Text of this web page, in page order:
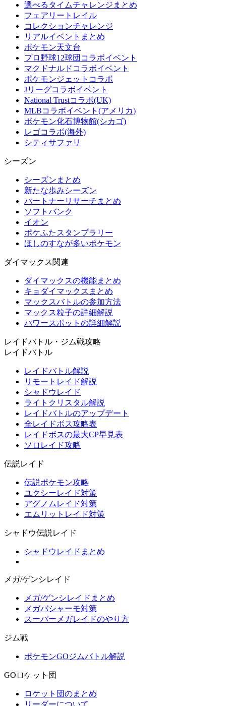
選べるタイムチャレンジまとめ
フェアリートレイル
コレクションチャレンジ
リアルイベントまとめ
ポケモン天文台
プロ野球12球団コラボイベント
マクドナルドコラボイベント
ポケモンジェットコラボ
Jリーグコラボイベント
National Trustコラボ(UK)
MLBコラボイベント(アメリカ)
ポケモン化石博物館(シカゴ)
レゴコラボ(海外)
シティサファリ
シーズン
シーズンまとめ
新たな歩みシーズン
パートナーリサーチまとめ
ソフトバンク
イオン
ポケふたスタンプラリー
ほしのすなが多いポケモン
ダイマックス関連
ダイマックスの機能まとめ
キョダイマックスまとめ
マックスバトルの参加方法
マックス粒子の詳細解説
パワースポットの詳細解説
レイドバトル・ジム戦攻略
レイドバトル
レイドバトル解説
リモートレイド解説
シャドウレイド
ライトクリスタル解説
レイドバトルのアップデート
全レイドボス攻略表
レイドボスの最大CP早見表
ソロレイド攻略
伝説レイド
伝説ポケモン攻略
ユクシーレイド対策
アグノムレイド対策
エムリットレイド対策
シャドウ伝説レイド
シャドウレイドまとめ
メガ/ゲンシレイド
メガ/ゲンシレイドまとめ
メガバシャーモ対策
スーパーメガレイドのやり方
ジム戦
ポケモンGOジムバトル解説
GOロケット団
ロケット団のまとめ
リーダーについて